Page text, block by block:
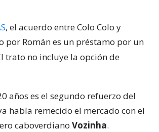
, el acuerdo entre Colo Colo y
por Román es un préstamo por un
trato no incluye la opción de
años es el segundo refuerzo del
había remecido el mercado con el
caboverdiano Vozinha.